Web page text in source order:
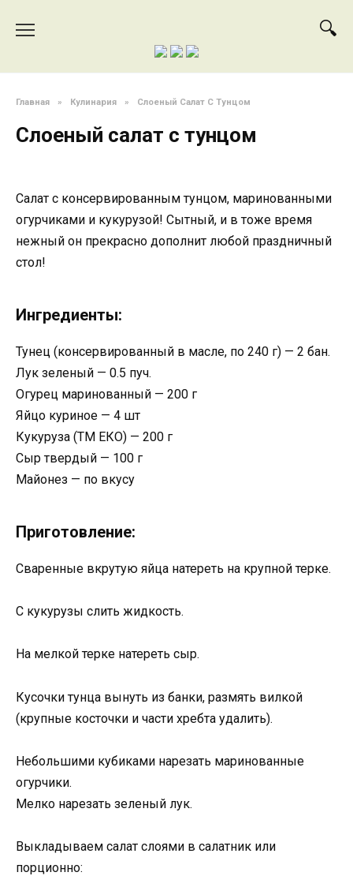
содержанию
Главная » Кулинария » Слоеный Салат С Тунцом
Слоеный салат с тунцом
Салат с консервированным тунцом, маринованными
огурчиками и кукурузой! Сытный, и в тоже время
нежный он прекрасно дополнит любой праздничный
стол!
Ингредиенты:
Тунец (консервированный в масле, по 240 г) — 2 бан.
Лук зеленый — 0.5 пуч.
Огурец маринованный — 200 г
Яйцо куриное — 4 шт
Кукуруза (ТМ ЕКО) — 200 г
Сыр твердый — 100 г
Майонез — по вкусу
Приготовление:
Сваренные вкрутую яйца натереть на крупной терке.
С кукурузы слить жидкость.
На мелкой терке натереть сыр.
Кусочки тунца вынуть из банки, размять вилкой
(крупные косточки и части хребта удалить).
Небольшими кубиками нарезать маринованные
огурчики.
Мелко нарезать зеленый лук.
Выкладываем салат слоями в салатник или
порционно: